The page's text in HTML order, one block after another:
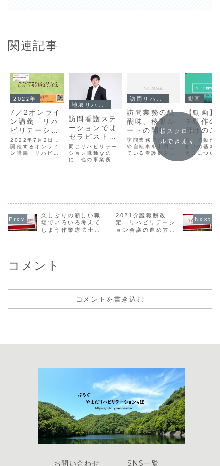
関連記事
2022年
7／2オンライ
ン講義「リハ
ビリテーショ
ンマネジメン
トについてい
ろいろ考えて
2022年7月2日に
開催するオンライ
ン講義「リハビリ
訪問看護ステ
ーションでは
セラピストで
加算が取れな
い
同じリハビリテー
ション職種なの
に、他の事業所で
リハビリテーショ
算、生活行為向上
リハビリテーショ
ン実施加算などで
なん？ってことを
訪問業務の醍
醐味、移動ル
ートの開拓
訪問業務でバイク
や自転車を利用し
ている看護師さん
や、理学療法士・
ることができるの
家へ訪問するとき
も複数のルートが
存在します。季節
変えたり、渋滞の
動画
【動画】
チ動作の
付けのこ
（聴くブ
２）
リーチ動作
付けの基本
え方につい
画を掲載し
横スクロー
ルできます
久しぶりの新しい職
場でいろいろ考えて
しまう作業療法士で
2021介護報酬改
定 リハビリテーシ
ョン会議の進め方の
コメント
コメントを書き込む
お問い合わせ SNS一覧